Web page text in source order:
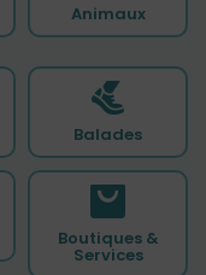
Animaux
Balades
Boutiques &
Services